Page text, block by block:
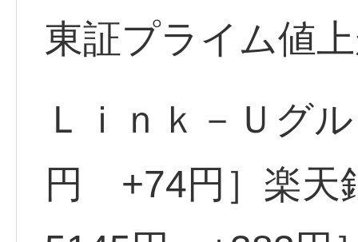
東証プライム値
Ｌｉｎｋ－Ｕグ
円 +74円］楽天